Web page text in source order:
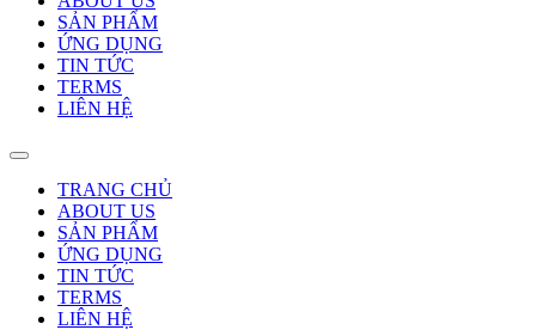
SẢN PHẨM
ỨNG DỤNG
TIN TỨC
TERMS
LIÊN HỆ
TRANG CHỦ
ABOUT US
SẢN PHẨM
ỨNG DỤNG
TIN TỨC
TERMS
LIÊN HỆ